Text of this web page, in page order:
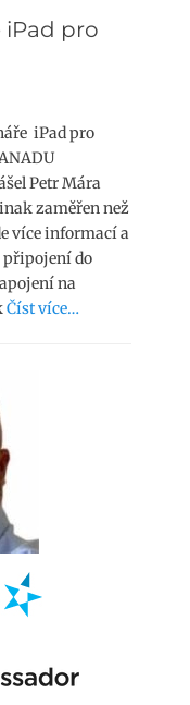
iPad pro
iPad pro
Petr Mára
zaměřen než
více informací a
do
na
Číst více…